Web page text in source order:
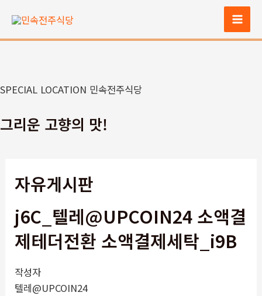
츠
너
기
Main
SPECIAL LOCATION 민속전주식당
그리운 고향의 맛!
자유게시판
j6C_텔레@UPCOIN24 소액결
제테더전환 소액결제세탁_i9B
작성자
텔레@UPCOIN24